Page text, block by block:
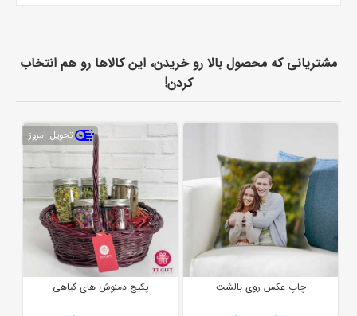
مشتریانی که محصول بالا رو خریدن، این کالاها رو هم انتخاب
کردن!
چاپ عکس روی بالشت
تحویل امروز
پکیج دمنوش های گیاهی